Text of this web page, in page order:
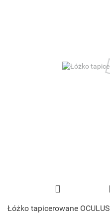
Łóżko tapicerowane OCULUS